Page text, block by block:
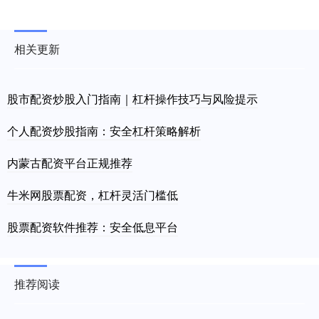
相关更新
股市配资炒股入门指南｜杠杆操作技巧与风险提示
个人配资炒股指南：安全杠杆策略解析
内蒙古配资平台正规推荐
牛米网股票配资，杠杆灵活门槛低
股票配资软件推荐：安全低息平台
推荐阅读